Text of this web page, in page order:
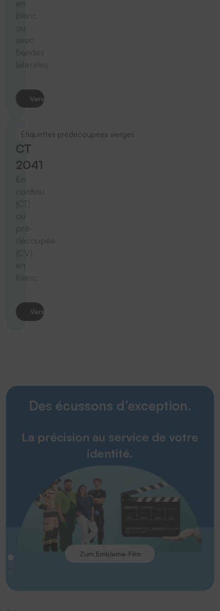
blanc
avec
bandes
latérales
Vers le produit
Étiquettes prédecoupées vierges
CT
2041
continu
(CT)
pré-
découpée
(CV),
blanc
Vers le produit
Des écussons d’exception.
La précision au service de votre
identité.
Zum Embleme-Film